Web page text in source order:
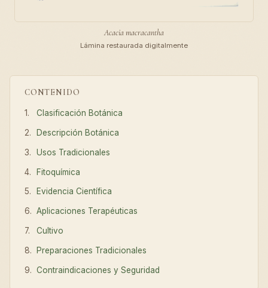
CONTENIDO
Clasificación Botánica
Descripción Botánica
Usos Tradicionales
Fitoquímica
Evidencia Científica
Aplicaciones Terapéuticas
Cultivo
Preparaciones Tradicionales
Contraindicaciones y Seguridad
Acacia macracantha
Lámina restaurada digitalmente